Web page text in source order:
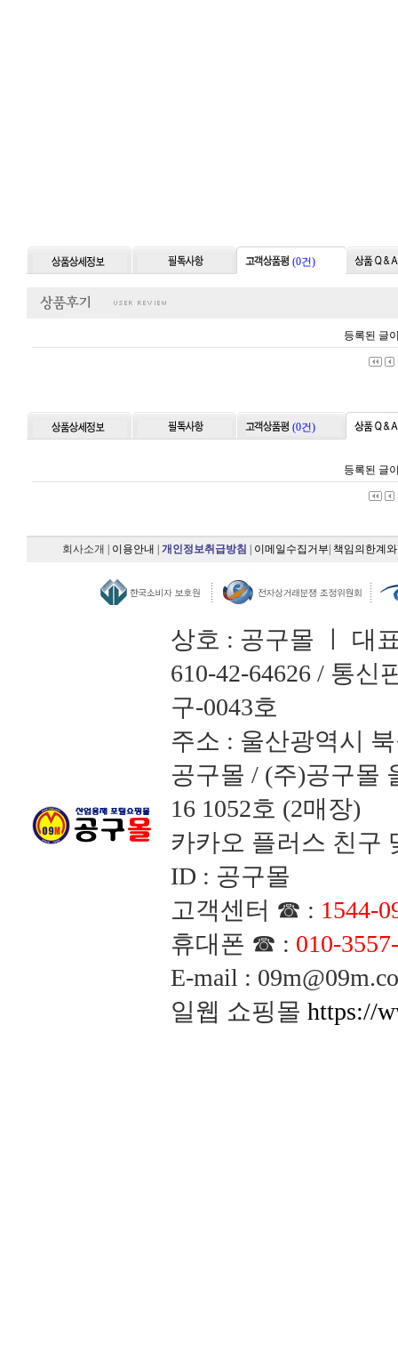
(0건)
등록된 글
(0건)
등록된 글
회사소개 이용안내 개인정보취급방침 이메일수집거부 책임의한계
상호 : 공구몰 ㅣ 대
610-42-64626 / 통신
구-0043호
주소 : 울산광역시
공구몰 / (주)공구몰
16 1052호 (2매장)
카카오 플러스 친구
ID : 공구몰
고객센터 ☎ : 1544-
휴대폰 ☎ : 010-
E-mail :
일웹 쇼핑몰 https://